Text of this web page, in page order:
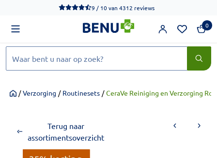
We werken momenteel hard aan het verbeteren van de
9 / 10van 4312 reviews
0
Home/ Verzorging / Routinesets / CeraVe Reiniging en Verzorging
Terug naar
assortimentsoverzicht